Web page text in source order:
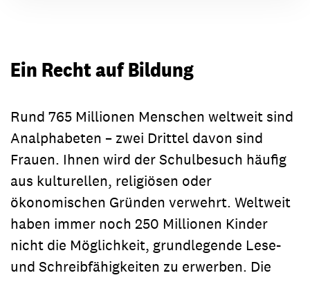
Ein Recht auf Bildung
Rund 765 Millionen Menschen weltweit sind
Analphabeten – zwei Drittel davon sind
Frauen. Ihnen wird der Schulbesuch häufig
aus kulturellen, religiösen oder
ökonomischen Gründen verwehrt. Weltweit
haben immer noch 250 Millionen Kinder
nicht die Möglichkeit, grundlegende Lese-
und Schreibfähigkeiten zu erwerben. Die